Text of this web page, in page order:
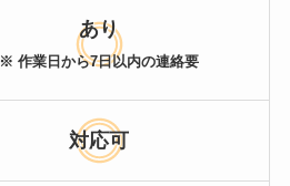
あり
※ 作業日から7日以内の連絡要
対応可